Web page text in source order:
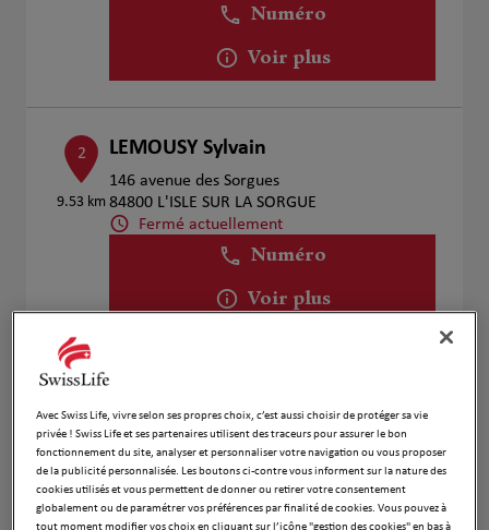
Numéro
Voir plus
2
9.53 km
LEMOUSY Sylvain
146 avenue des Sorgues
84800 L'ISLE SUR LA SORGUE
Fermé actuellement
Numéro
Voir plus
km
Route de la gare
13810 EYGALIERES
Fermé actuellement
Numéro
Avec Swiss Life, vivre selon ses propres choix, c’est aussi choisir de protéger sa vie
privée ! Swiss Life et ses partenaires utilisent des traceurs pour assurer le bon
fonctionnement du site, analyser et personnaliser votre navigation ou vous proposer
de la publicité personnalisée. Les boutons ci-contre vous informent sur la nature des
cookies utilisés et vous permettent de donner ou retirer votre consentement
globalement ou de paramétrer vos préférences par finalité de cookies. Vous pouvez à
tout moment modifier vos choix en cliquant sur l’icône "gestion des cookies" en bas à